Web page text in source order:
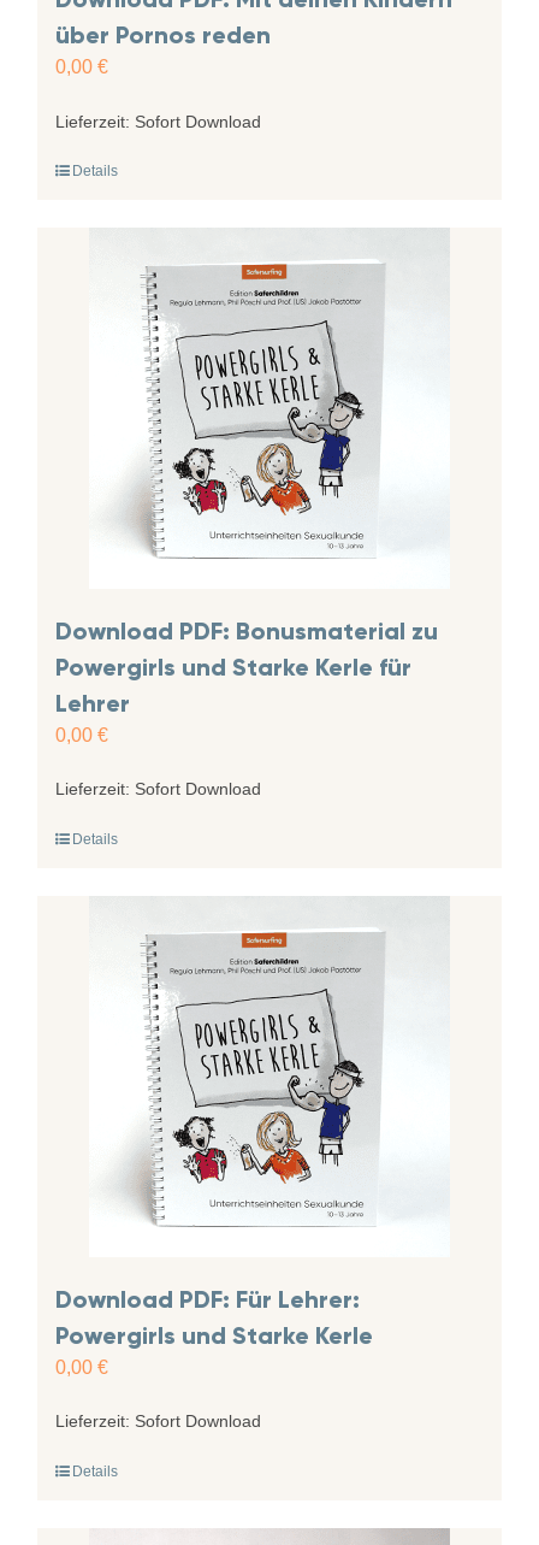
über Pornos reden
0,00 €
Lieferzeit: Sofort Download
Details
Download PDF: Bonusmaterial zu
Powergirls und Starke Kerle für
Lehrer
0,00 €
Lieferzeit: Sofort Download
Details
Download PDF: Für Lehrer:
Powergirls und Starke Kerle
0,00 €
Lieferzeit: Sofort Download
Details